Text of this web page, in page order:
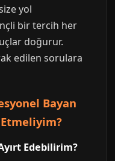
yol
bir tercih her
doğurur.
edilen sorulara
Bayan
Edebilirim?